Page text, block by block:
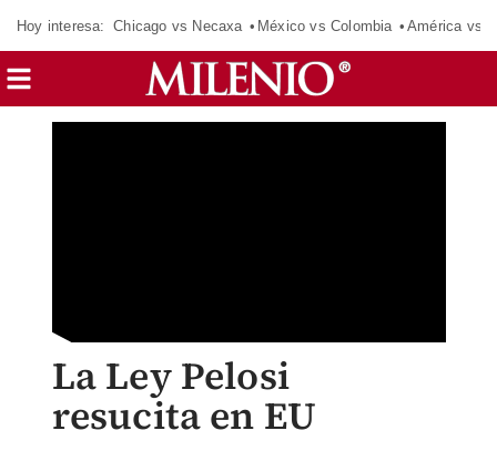
Hoy interesa: Chicago vs Necaxa México vs Colombia América vs
La Ley Pelosi
resucita en EU